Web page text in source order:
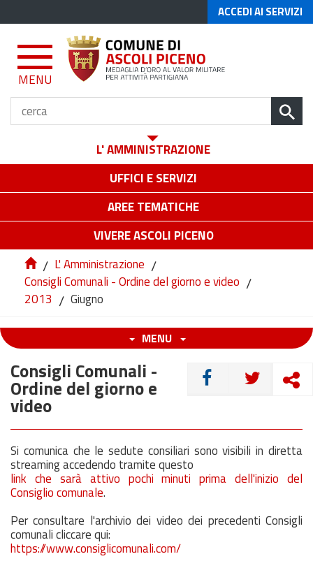
ACCEDI AI SERVIZI
MENU
L' AMMINISTRAZIONE
UFFICI E SERVIZI
AREE TEMATICHE
VIVERE ASCOLI PICENO
/ L' Amministrazione /
Consigli Comunali - Ordine del giorno e video /
2013 / Giugno
MENU
CONDIVIDI
Consigli Comunali -
Ordine del giorno e
video
Si comunica che le sedute consiliari sono visibili in diretta
streaming accedendo tramite questo
link che sarà attivo pochi minuti prima dell'inizio del
Consiglio comunale.
Per consultare l'archivio dei video dei precedenti Consigli
comunali cliccare qui:
https://www.consiglicomunali.com/